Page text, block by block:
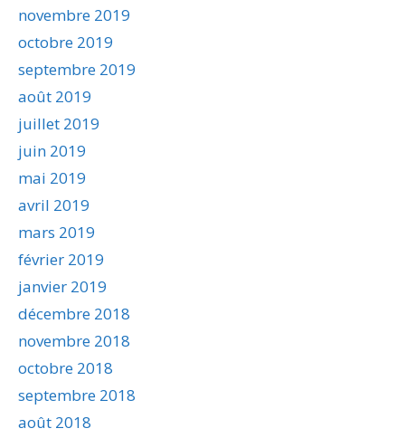
novembre 2019
octobre 2019
septembre 2019
août 2019
juillet 2019
juin 2019
mai 2019
avril 2019
mars 2019
février 2019
janvier 2019
décembre 2018
novembre 2018
octobre 2018
septembre 2018
août 2018